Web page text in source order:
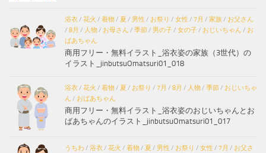
浴衣/ 花火 / 着物/ 夏 / 男性 / お祭り / 女性 / 7月 / 家族/ お父さん
/ 8月 / 人物/ お母さん / 季節/ 男の子/ 女の子/ おじいちゃん / お
ばあちゃん
商用フリー・無料イラスト_浴衣姿の家族（3世代）の
イラスト_jinbutsuOmatsuri01_018
浴衣/ 花火 / 着物/ 夏 / お祭り / 7月 / 8月 / 人物/ 季節/ おじいちゃ
ん / おばあちゃん
商用フリー・無料イラスト_浴衣姿のおじいちゃんとお
ばあちゃんのイラスト_jinbutsuOmatsuri01_017
うちわ/ 浴衣/ 花火 / 着物/ 夏 / 男性 / お祭り / 女性 / 7月 / お父さ